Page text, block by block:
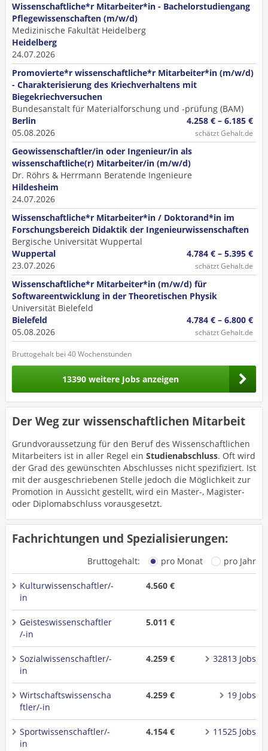
Wissenschaftliche*r Mitarbeiter*in - Bachelorstudiengang
Pflegewissenschaften (m/w/d)
Medizinische Fakultät Heidelberg
Heidelberg
24.07.2026
Promovierte*r wissenschaftliche*r Mitarbeiter*in (m/w/d)
- Charakterisierung des Kriechverhaltens mit
Biegekriechversuchen
Bundesanstalt für Materialforschung und -prüfung (BAM)
Berlin
05.08.2026
4.258 € – 6.185 €
schätzt Gehalt.de
Geowissenschaftler/in oder Ingenieur/in als
wissenschaftliche(r) Mitarbeiter/in (m/w/d)
Dr. Röhrs & Herrmann Beratende Ingenieure
Hildesheim
24.07.2026
Wissenschaftliche*r Mitarbeiter*in / Doktorand*in im
Forschungsbereich Didaktik der Ingenieurwissenschaften
Bergische Universität Wuppertal
Wuppertal
23.07.2026
4.784 € – 5.395 €
schätzt Gehalt.de
Wissenschaftliche*r Mitarbeiter*in (m/w/d) für
Softwareentwicklung in der Theoretischen Physik
Universität Bielefeld
Bielefeld
05.08.2026
4.784 € – 6.800 €
schätzt Gehalt.de
Bruttogehalt bei 40 Wochenstunden
13390 weitere Jobs anzeigen
Der Weg zur wissenschaftlichen Mitarbeit
Grundvoraussetzung für den Beruf des Wissenschaftlichen
Mitarbeiters ist in aller Regel ein Studienabschluss. Oft wird
der Grad des gewünschten Abschlusses nicht spezifiziert. Ist
mit der ausgeschriebenen Stelle jedoch die Möglichkeit zur
Promotion in Aussicht gestellt, wird ein Master-, Magister-
oder Diplomabschluss vorausgesetzt.
Fachrichtungen und Spezialisierungen:
Bruttogehalt: pro Monat pro Jahr
Kulturwissenschaftler/-
in
4.560 €
Geisteswissenschaftler
/-in
5.011 €
Sozialwissenschaftler/-
in
4.259 € 32813 Jobs
Wirtschaftswissenscha
ftler/-in
4.259 € 19 Jobs
Sportwissenschaftler/-
in
4.154 € 11525 Jobs